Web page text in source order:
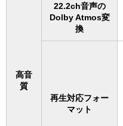
高音
質
22.2ch音声の
Dolby Atmos変
換
再生対応フォー
マット